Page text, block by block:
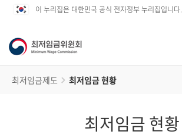
이 누리집은 대한민국 공식 전자정부 누리집입니다.
최저임금제도 최저임금 현황
최저임금 현황